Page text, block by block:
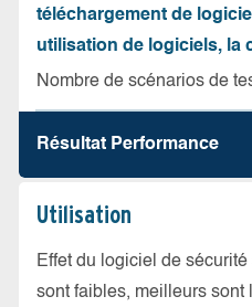
téléchargement de
utilisation de logiciels, la
Nombre de scénarios de
Résultat Performance
Utilisation
Effet du logiciel de
sont faibles, meilleurs sont